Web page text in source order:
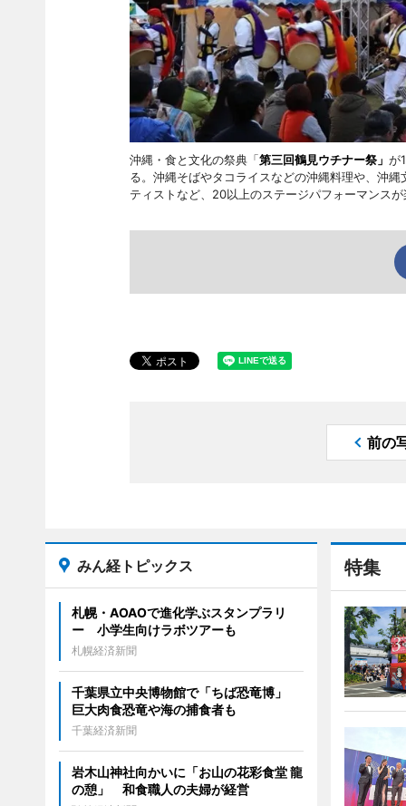
沖縄・食と文化の祭典「第三回鶴見ウチナー祭」 が
る。沖縄そばやタコライスなどの沖縄料理や、沖
ティストなど、20以上のステージパフォーマンス
前の
特集
みん経トピックス
札幌・AOAOで進化学ぶスタンプラリ
ー 小学生向けラボツアーも
札幌経済新聞
千葉県立中央博物館で「ちば恐竜博」
巨大肉食恐竜や海の捕食者も
千葉経済新聞
岩木山神社向かいに「お山の花彩食堂 龍
の憩」 和食職人の夫婦が経営